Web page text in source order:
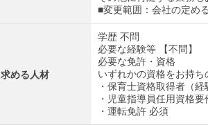
■変更範囲：会社の定め
求める人材
学歴 不問
必要な経験等 【不問】
必要な免許・資格
いずれかの資格をお持ち
・保育士資格取得者（経
・児童指導員任用資格
・運転免許 必須